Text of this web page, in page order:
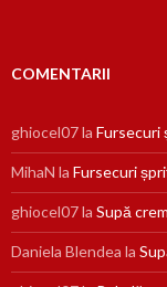
COMENTARII
ghiocel07la Fursecuri
MihaN la Fursecuri
ghiocel07la Supă
Daniela Blendea la